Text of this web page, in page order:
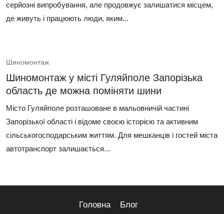
серйозні випробування, але продовжує залишатися місцем,
де живуть і працюють люди, яким...
Шиномонтаж
Шиномонтаж у місті Гуляйполе Запорізька
область де можна поміняти шини
Місто Гуляйполе розташоване в мальовничій частині
Запорізької області і відоме своєю історією та активним
сільськогосподарським життям. Для мешканців і гостей міста
автотранспорт залишається...
Головна Блог